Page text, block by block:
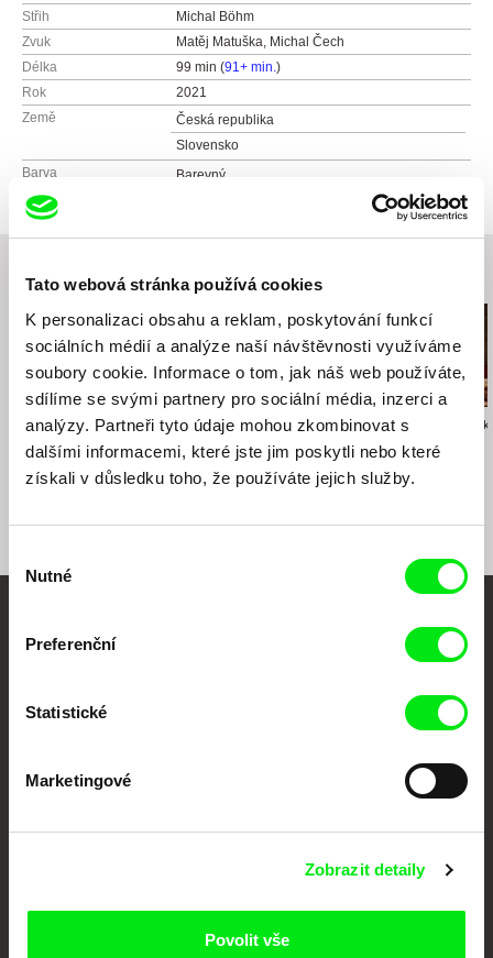
Tato webová stránka používá cookies
K personalizaci obsahu a reklam, poskytování funkcí
sociálních médií a analýze naší návštěvnosti využíváme
soubory cookie. Informace o tom, jak náš web používáte,
sdílíme se svými partnery pro sociální média, inzerci a
analýzy. Partneři tyto údaje mohou zkombinovat s
dalšími informacemi, které jste jim poskytli nebo které
získali v důsledku toho, že používáte jejich služby.
souhlasu
Nutné
Preferenční
Statistické
Marketingové
Zobrazit detaily
Povolit vše
Střih
Michal Böhm
Zvuk
Matěj Matuška, Michal Čech
Délka
99 min (91+ min.)
Rok
2021
Země
Česká republika
Slovensko
Barva
Barevný
Související filmy (20)
Drahomíra Vihanová
Zpráva o putování
Jakuba
Václav Kadrnka
Osmdesát dopisů
Bohdan Karásek
Lucie
podporovat kvalitní autorské filmy.